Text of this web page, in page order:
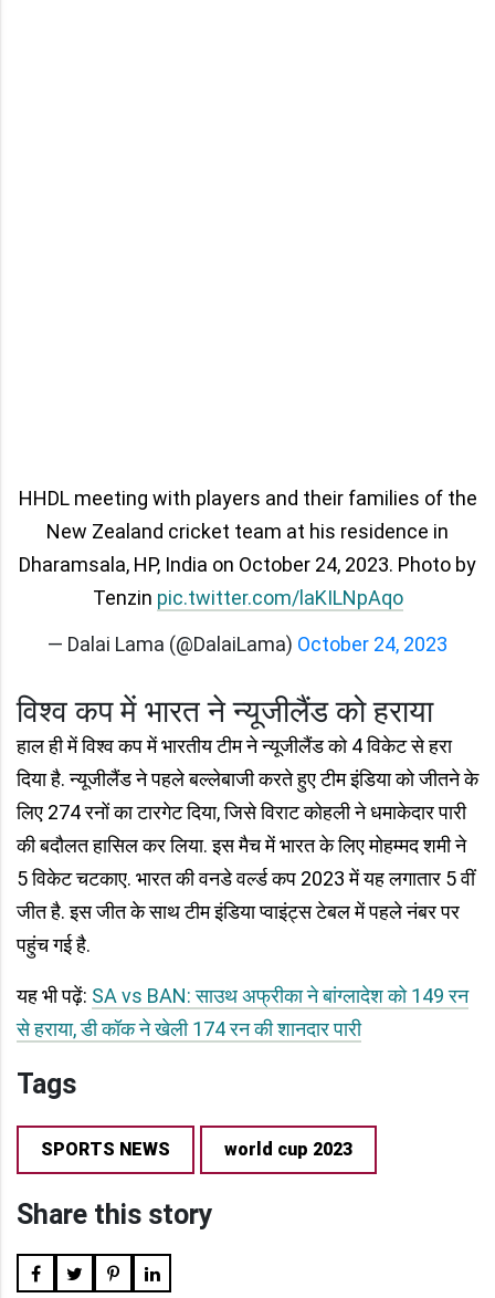
HHDL meeting with players and their families of the
New Zealand cricket team at his residence in
Dharamsala, HP, India on October 24, 2023. Photo by
Tenzin pic.twitter.com/laKILNpAqo
— Dalai Lama (@DalaiLama) October 24, 2023
विश्व कप में भारत ने न्यूजीलैंड को हराया
हाल ही में विश्व कप में भारतीय टीम ने न्यूजीलैंड को 4 विकेट से हरा
दिया है. न्यूजीलैंड ने पहले बल्लेबाजी करते हुए टीम इंडिया को जीतने के
लिए 274 रनों का टारगेट दिया, जिसे विराट कोहली ने धमाकेदार पारी
की बदौलत हासिल कर लिया. इस मैच में भारत के लिए मोहम्मद शमी ने
5 विकेट चटकाए. भारत की वनडे वर्ल्ड कप 2023 में यह लगातार 5 वीं
जीत है. इस जीत के साथ टीम इंडिया प्वाइंट्स टेबल में पहले नंबर पर
पहुंच गई है.
यह भी पढ़ें: SA vs BAN: साउथ अफ्रीका ने बांग्लादेश को 149 रन
से हराया, डी कॉक ने खेली 174 रन की शानदार पारी
Tags
SPORTS NEWS world cup 2023
Share this story